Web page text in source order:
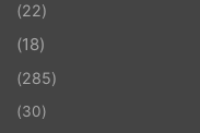
(22)
(18)
(285)
(30)